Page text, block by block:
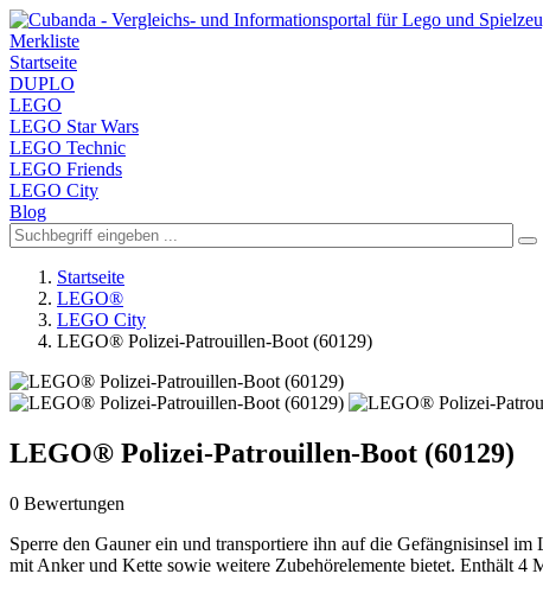
Merkliste
Startseite
DUPLO
LEGO
LEGO Star Wars
LEGO Technic
LEGO Friends
LEGO City
Blog
Startseite
LEGO®
LEGO City
LEGO® Polizei-Patrouillen-Boot (60129)
LEGO® Polizei-Patrouillen-Boot (60129)
0 Bewertungen
Sperre den Gauner ein und transportiere ihn auf die Gefängnisinsel
mit Anker und Kette sowie weitere Zubehörelemente bietet. Enthält 4